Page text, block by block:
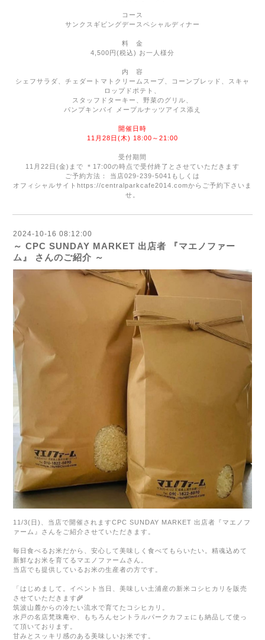
コース
サンクスギビングデースペシャルディナー
料 金
4,500円(税込) お一人様分
内 容
シェフサラダ、チェダートマトクリームスープ、コーンブレッド、スキャ
ロップドポテト、
スタッフドターキー、野菜のグリル、
パンプキンパイ メープルナッツアイス添え
開催日時
11 月 28日 (木) 18:00 ～ 21:00
受付期間
11 月 22 日 (金) まで ＊ 17:00の時点で受付終了とさせていただきます
ご予約方法： 当店029-239-5041 もしくは
オフィシャルサイト https://centralparkcafe2014.comからご予約下さいま
せ。
2024-10-16 08:12:00
～ CPC SUNDAY MARKET 出店者 『マエノファー
ム』 さんのご紹介 ～
11/3( 日 )、 当店で開催されますCPC SUNDAY MARKET 出店者『マエノフ
ァーム』さんをご紹介させていただきます。
毎日食べるお米だから、安心して美味しく食べてもらいたい。精魂込めて
新鮮なお米を育てるマエノファームさん。
当店でも提供しているお米の生産者の方です。
「はじめまして。 イベント当日、美味しい土浦産の新米コシヒカリを販売
させていただきます🌾
筑波山麓からの冷たい流水で育てたコシヒカリ。
水戸の名店梵珠庵や、もちろんセントラルパークカフェにも納品して使っ
て頂いております。
甘みとスッキリ感のある美味しいお米です。